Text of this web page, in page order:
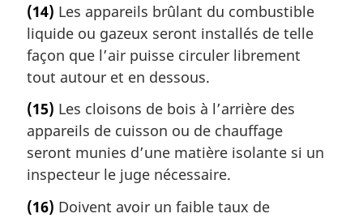
(14) Les appareils brûlant du combustible
liquide ou gazeux seront installés de telle
façon que l’air puisse circuler librement
tout autour et en dessous.
(15) Les cloisons de bois à l’arrière des
appareils de cuisson ou de chauffage
seront munies d’une matière isolante si un
inspecteur le juge nécessaire.
(16) Doivent avoir un faible taux de